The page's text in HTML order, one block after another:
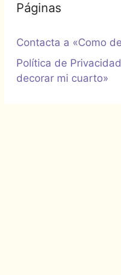
Páginas
Contacta a «Como
Política de
decorar mi cuarto»